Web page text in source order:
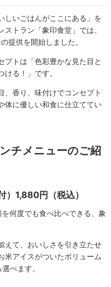
しいごはんがここにある」を
トラン「象印食堂」では、
提供を開始しました。
プトは「色彩豊かな見た目と
る！」です。
、香り、味付けでコンセプト
体に優しい和食に仕立ててい
チメニューのご紹
）1,880円（税込）
何度でも食べ比べできる、象
えて、おいしさを引き立たせ
米アイスがついたボリューム
べます。